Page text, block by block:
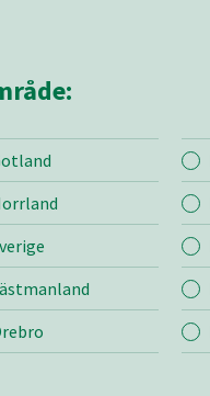
MR
Bli medlem